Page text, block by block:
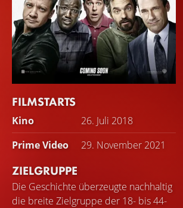
FILMSTARTS
Kino
26. Juli 2018
Prime Video
29. November 2021
ZIELGRUPPE
Die Geschichte überzeugte nachhaltig
die breite Zielgruppe der 18- bis 44-